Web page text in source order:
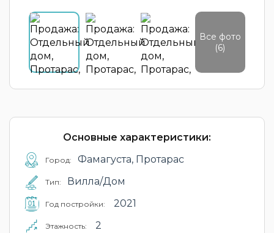
Все фото
(6)
Основные характеристики:
Город: Фамагуста, Протарас
Тип: Вилла/Дом
Год постройки: 2021
Этажность: 2